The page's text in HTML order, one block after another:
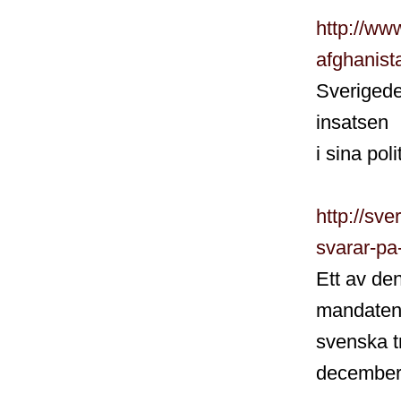
http://
insatsen
i sina
http://
svarar-
Ett av
svenska